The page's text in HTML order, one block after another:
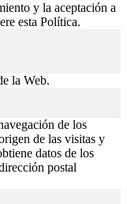
y la aceptación a
esta Política.
la Web.
de los
de las visitas y
datos de los
postal